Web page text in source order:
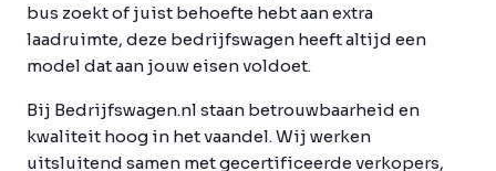
bus zoekt of juist behoefte hebt aan extra
laadruimte, deze bedrijfswagen heeft altijd een
model dat aan jouw eisen voldoet.
Bij Bedrijfswagen.nl staan betrouwbaarheid en
kwaliteit hoog in het vaandel. Wij werken
uitsluitend samen met gecertificeerde verkopers,